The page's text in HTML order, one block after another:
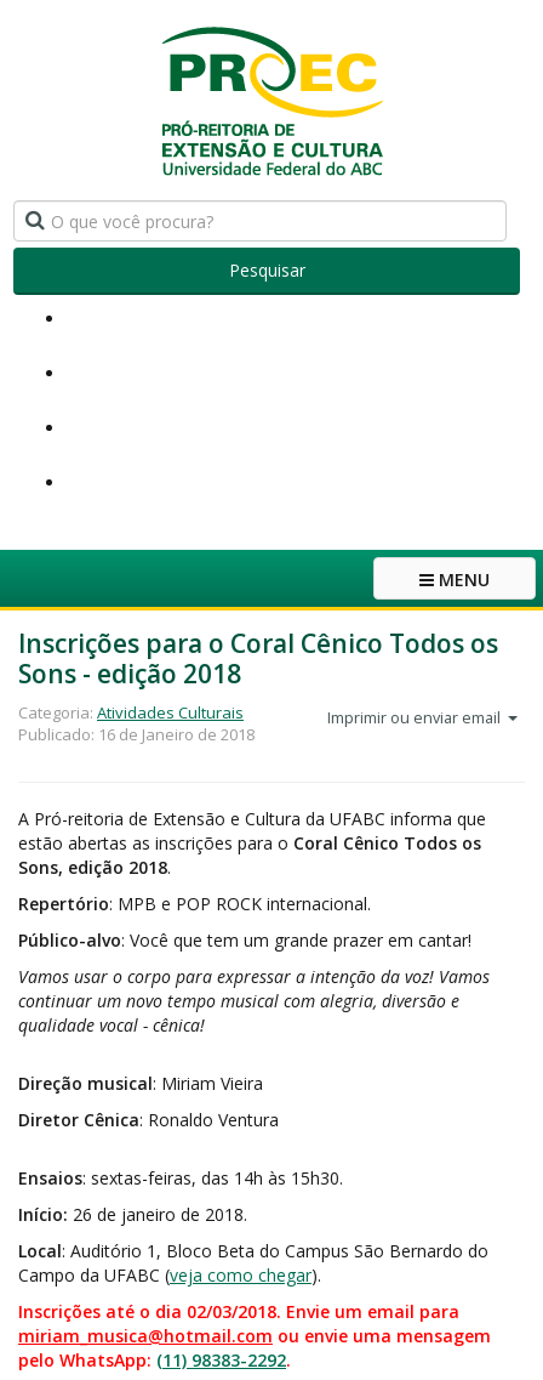
Pesquisar
MENU
Inscrições para o Coral Cênico Todos os
Sons - edição 2018
Imprimir ou enviar email
Categoria: Atividades Culturais
Publicado: 16 de Janeiro de 2018
A Pró-reitoria de Extensão e Cultura da UFABC informa que
estão abertas as inscrições para o Coral Cênico Todos os
Sons, edição 2018.
Repertório: MPB e POP ROCK internacional.
Público-alvo: Você que tem um grande prazer em cantar!
Vamos usar o corpo para expressar a intenção da voz! Vamos
continuar um novo tempo musical com alegria, diversão e
qualidade vocal - cênica!
Direção musical: Miriam Vieira
Diretor Cênica: Ronaldo Ventura
Ensaios: sextas-feiras, das 14h às 15h30.
Início: 26 de janeiro de 2018.
Local: Auditório 1, Bloco Beta do Campus São Bernardo do
Campo da UFABC (veja como chegar).
Inscrições até o dia 02/03/2018. Envie um email para
miriam_musica@hotmail.com ou envie uma mensagem
pelo WhatsApp: (11) 98383-2292.